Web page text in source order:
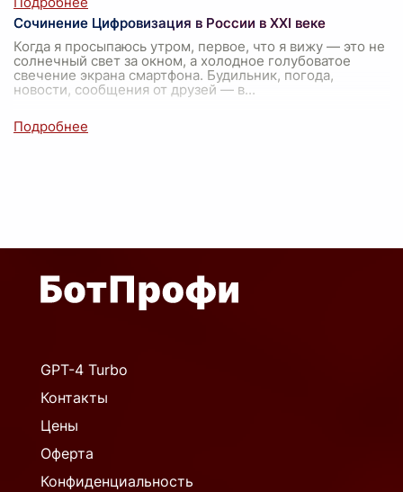
Сочинение Цифровизация в России в XXI веке
Когда я просыпаюсь утром, первое, что я вижу — это не
солнечный свет за окном, а холодное голубоватое
свечение экрана смартфона. Будильник, погода,
новости, сообщения от друзей — в...
GPT-4 Turbo
Контакты
Цены
Оферта
Конфиденциальность